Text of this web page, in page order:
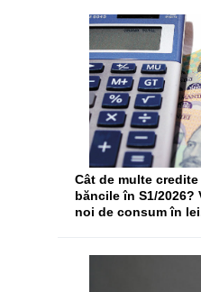
Cât de multe
băncile în S1/
noi de consum în